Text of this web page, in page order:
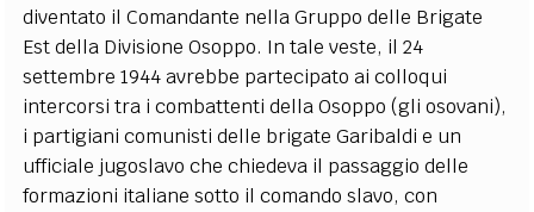
diventato il Comandante nella Gruppo delle Brigate
Est della Divisione Osoppo. In tale veste, il 24
settembre 1944 avrebbe partecipato ai colloqui
intercorsi tra i combattenti della Osoppo (gli osovani),
i partigiani comunisti delle brigate Garibaldi e un
ufficiale jugoslavo che chiedeva il passaggio delle
formazioni italiane sotto il comando slavo, con